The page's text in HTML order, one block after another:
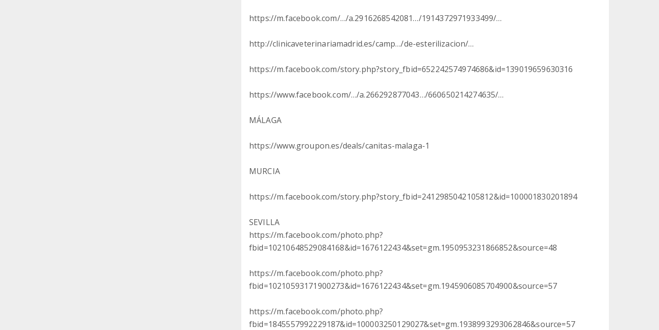
https://m.facebook.com/…/a.2916268542081…/1914372971933499/…
http://clinicaveterinariamadrid.es/camp…/de-esterilizacion/…
https://m.facebook.com/story.php?story_fbid=652242574974686&id=139019659630316
https://www.facebook.com/…/a.266292877043…/660650214274635/…
MÁLAGA
https://www.groupon.es/deals/canitas-malaga-1
MURCIA
https://m.facebook.com/story.php?story_fbid=2412985042105812&id=100001830201894
SEVILLA
https://m.facebook.com/photo.php?
fbid=10210648529084168&id=1676122434&set=gm.1950953231866852&source=48
https://m.facebook.com/photo.php?
fbid=10210593171900273&id=1676122434&set=gm.1945906085704900&source=57
https://m.facebook.com/photo.php?
fbid=1845557992229187&id=100003250129027&set=gm.1938993293062846&source=57